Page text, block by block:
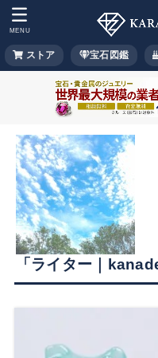
ストア 宝石図鑑
MENU
「ライター｜